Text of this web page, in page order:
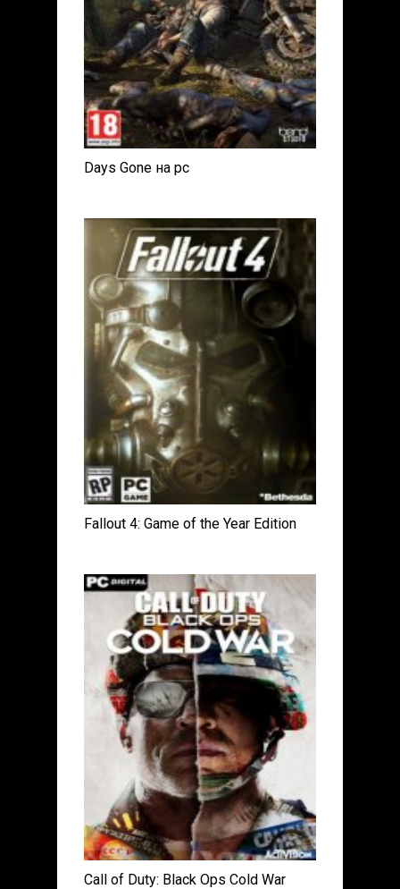
Days Gone на pc
Fallout 4: Game of the Year Edition
Call of Duty: Black Ops Cold War